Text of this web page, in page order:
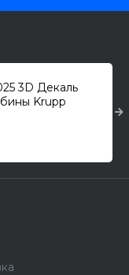
3D Декаль
Krupp